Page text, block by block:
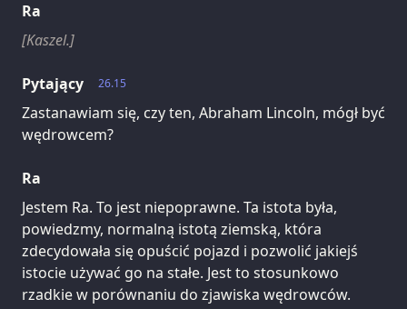
Ra
[Kaszel.]
26.15
Pytający
Zastanawiam się, czy ten, Abraham Lincoln, mógł być
wędrowcem?
Ra
Jestem Ra. To jest niepoprawne. Ta istota była,
powiedzmy, normalną istotą ziemską, która
zdecydowała się opuścić pojazd i pozwolić jakiejś
istocie używać go na stałe. Jest to stosunkowo
rzadkie w porównaniu do zjawiska wędrowców.